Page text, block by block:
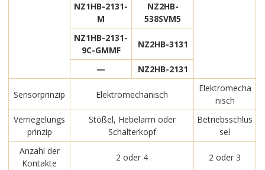
NZ1HB-2131-
M
NZ2HB-
538SVM5
NZ1HB-2131-
9C-GMMF
NZ2HB-3131
— NZ2HB-2131
Sensorprinzip Elektromechanisch
Elektromecha
nisch
Verriegelungs
prinzip
Stößel, Hebelarm oder
Schalterkopf
Betriebsschlüs
sel
Anzahl der
Kontakte
2 oder 4 2 oder 3